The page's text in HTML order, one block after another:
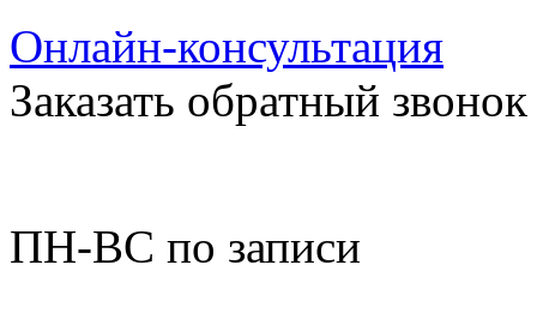
Онлайн-консультация
Заказать обратный звонок
ПН-ВС по записи